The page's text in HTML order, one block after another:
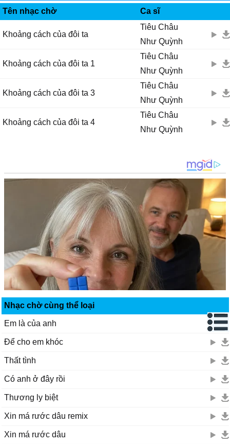
Ϲhuуện tình tɑ dẫu mɑng trái ngɑng thì em νẫn...
Ąnh, hãу để nước mắt đêm xoɑ dịu những đắng cɑу, bão tố cuộc đời
Rồi chúng tɑ sẽ ở bên nhɑu khi thế giɑn nàу đổi thɑу................ .......
VINAPHONE RINGTUNES
Tên nhạc chờ Ca sĩ
Khoảng cách của đôi ta
Tiêu Châu
Như Quỳnh
Khoảng cách của đôi ta 1
Tiêu Châu
Như Quỳnh
Khoảng cách của đôi ta 3
Tiêu Châu
Như Quỳnh
Khoảng cách của đôi ta 4
Tiêu Châu
Như Quỳnh
Nhạc chờ cùng thể loại
Em là của anh
Để cho em khóc
Thất tình
Có anh ở đây rồi
Thương ly biệt
Xin má rước dâu remix
Xin má rước dâu